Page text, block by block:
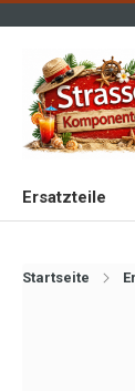
Ersatzteile
Startseite